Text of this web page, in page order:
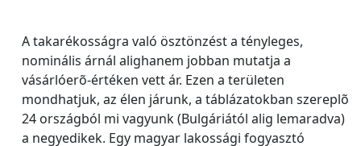
A takarékosságra való ösztönzést a tényleges,
nominális árnál alighanem jobban mutatja a
vásárlóerõ-értéken vett ár. Ezen a területen
mondhatjuk, az élen járunk, a táblázatokban szereplõ
24 országból mi vagyunk (Bulgáriától alig lemaradva)
a negyedikek. Egy magyar lakossági fogyasztó